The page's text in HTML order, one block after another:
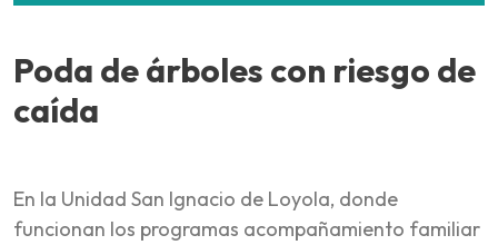
Poda de árboles con riesgo de
caída
En la Unidad San Ignacio de Loyola, donde
funcionan los programas acompañamiento familiar